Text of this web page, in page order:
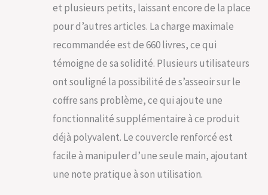
à un bloc Lego ; Une
seule personne peut
panneaux sans outil.
et plusieurs petits, laissant encore de la place
pour d’autres articles. La charge maximale
recommandée est de 660 livres, ce qui
témoigne de sa solidité. Plusieurs utilisateurs
ont souligné la possibilité de s’asseoir sur le
coffre sans problème, ce qui ajoute une
fonctionnalité supplémentaire à ce produit
déjà polyvalent. Le couvercle renforcé est
facile à manipuler d’une seule main, ajoutant
une note pratique à son utilisation.